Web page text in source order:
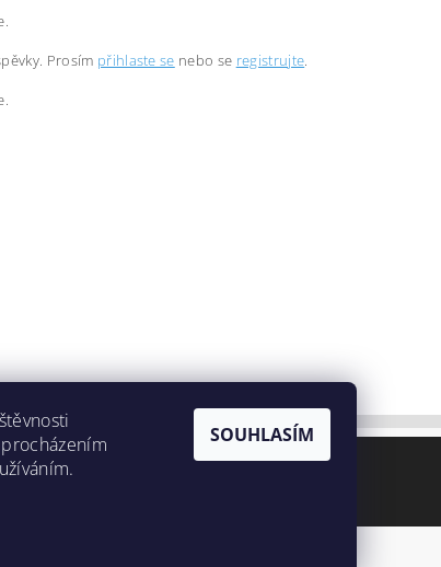
Prosím přihlaste se nebo se registrujte
SOUHLASÍM